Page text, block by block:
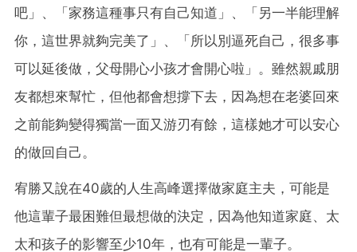
吧」、「家務這種事只有自己知道」、「另一半能理解
你，這世界就夠完美了」、「所以別逼死自己，很多事
可以延後做，父母開心小孩才會開心啦」。雖然親戚朋
友都想來幫忙，但他都會想撐下去，因為想在老婆回來
之前能夠變得獨當一面又游刃有餘，這樣她才可以安心
的做回自己。
宥勝又說在40歲的人生高峰選擇做家庭主夫，可能是
他這輩子最困難但最想做的決定，因為他知道家庭、太
太和孩子的影響至少10年，也有可能是一輩子。